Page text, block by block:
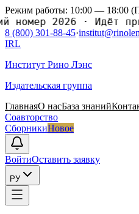
Режим работы: 10:00 — 18:00
2026·Идёт приём
8 (800) 301-88-45·
IRL
Институт Рино Лэнс
Издательская группа
ГлавнаяО насБаза знаний
Соавторство
СборникиНовое
ВойтиОставить заявку
РУ